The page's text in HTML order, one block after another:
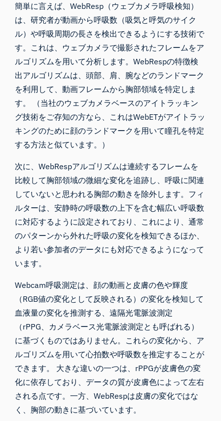
簡単に言えば、WebResp（ウェブカメラ呼吸検知）
は、研究者が動画から呼吸数（吸気と呼気のサイク
ル）や呼吸周期の長さを検出できるようにする技術で
す。これは、ウェブカメラで撮影されたフレームをア
ルゴリズムを用いて分析します。WebRespの特徴検
出アルゴリズムは、頭部、肩、腕などのランドマーク
を利用して、動画フレームから胸部領域を特定しま
す。 （当社のウェブカメラベースのアイトラッキン
グ技術をご存知の方なら、これはWebETがアイトラッ
キングのために顔のランドマークを用いて瞳孔を特定
する方法と似ています。）
次に、WebRespアルゴリズムは連続するフレームを
比較して胸部領域の微細な変化を追跡し、呼吸に関連
していないと思われる胸部の動きを除外します。フィ
ルターは、安静時の呼吸数の上下を含む幅広い呼吸数
に対応するように設定されており、これにより、通常
のパターンから外れた呼吸の変化を検知できるほか、
より若い参加者のデータにも対応できるようになって
います。
Webcam呼吸測定は、顔の動画と皮膚の色や輝度
（RGB値の変化として反映される）の変化を検知して
血液量の変化を推測する、遠隔光電脈波測定
（rPPG、カメラベース光電脈波測定とも呼ばれる）
に基づくものではありません。これらの変化から、ア
ルゴリズムを用いて心拍数や呼吸数を推定することが
できます。 大きな違いの一つは、rPPGが皮膚色の変
化に依存しており、データの質が皮膚色によって左右
される点です。一方、WebRespは皮膚の変化ではな
く、胸部の動きに基づいています。